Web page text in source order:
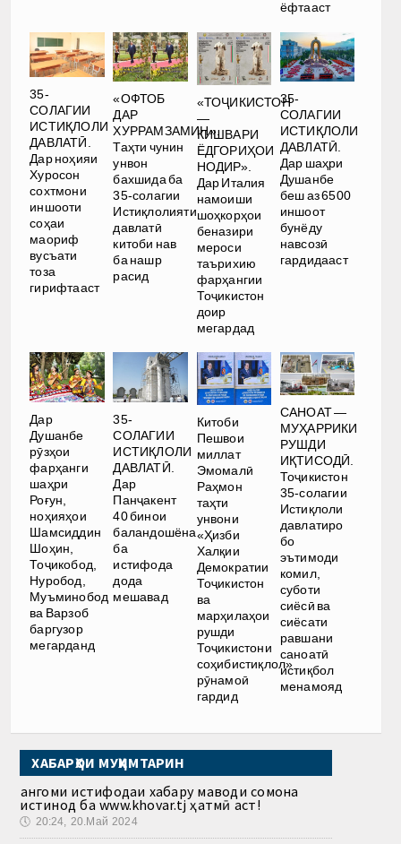
ёфтааст
35-
СОЛАГИИ
ИСТИҚЛОЛИ
ДАВЛАТӢ.
Дар ноҳияи
Хуросон
сохтмони
иншооти
соҳаи
маориф
вусъати
тоза
гирифтааст
«ОФТОБ
ДАР
ХУРРАМЗАМИН».
Таҳти чунин
унвон
бахшида ба
35-солагии
Истиқлолияти
давлатӣ
китоби нав
ба нашр
расид
«ТОҶИКИСТОН
—
КИШВАРИ
ЁДГОРИҲОИ
НОДИР».
Дар Италия
намоиши
шоҳкорҳои
беназири
мероси
таърихию
фарҳангии
Тоҷикистон
доир
мегардад
35-
СОЛАГИИ
ИСТИҚЛОЛИ
ДАВЛАТӢ.
Дар шаҳри
Душанбе
беш аз 6500
иншоот
бунёду
навсозӣ
гардидааст
Дар
Душанбе
рӯзҳои
фарҳанги
шаҳри
Роғун,
ноҳияҳои
Шамсиддин
Шоҳин,
Тоҷикобод,
Нуробод,
Муъминобод
ва Варзоб
баргузор
мегарданд
35-
СОЛАГИИ
ИСТИҚЛОЛИ
ДАВЛАТӢ.
Дар
Панҷакент
40 бинои
баландошёна
ба
истифода
дода
мешавад
Китоби
Пешвои
миллат
Эмомалӣ
Раҳмон
таҳти
унвони
«Ҳизби
Халқии
Демократии
Тоҷикистон
ва
марҳилаҳои
рушди
Тоҷикистони
соҳибистиқлол»
рӯнамоӣ
гардид
САНОАТ —
МУҲАРРИКИ
РУШДИ
ИҚТИСОДӢ.
Тоҷикистон
35-солагии
Истиқлоли
давлатиро
бо
эътимоди
комил,
суботи
сиёсӣ ва
сиёсати
равшани
саноатӣ
истиқбол
менамояд
ХАБАРҲОИ МУҲИМТАРИН
Ҳангоми истифодаи хабару маводи сомона
истинод ба www.khovar.tj ҳатмӣ аст!
🕔 20:24, 20.Май 2024